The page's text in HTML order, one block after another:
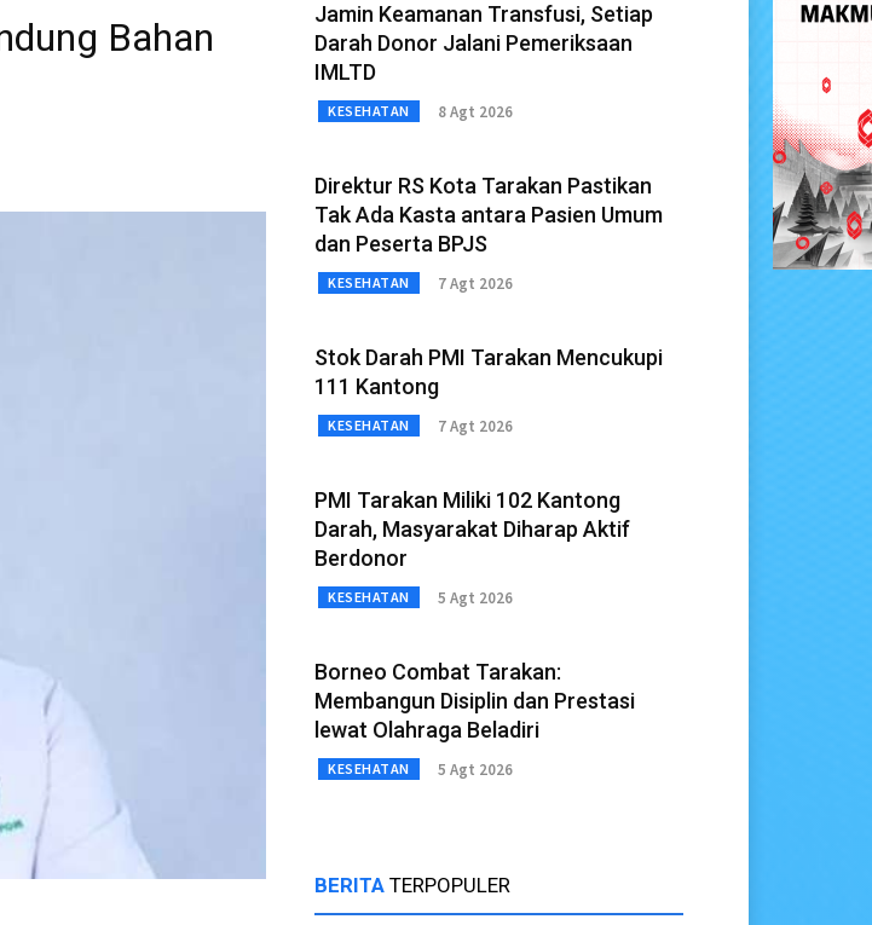
Bahan
Jamin Keamanan Transfusi, Setiap
Darah Donor Jalani Pemeriksaan
IMLTD
KESEHATAN 8 Agt 2026
Direktur RS Kota Tarakan Pastikan
Tak Ada Kasta antara Pasien Umum
dan Peserta BPJS
KESEHATAN 7 Agt 2026
Stok Darah PMI Tarakan Mencukupi
111 Kantong
KESEHATAN 7 Agt 2026
PMI Tarakan Miliki 102 Kantong
Darah, Masyarakat Diharap Aktif
Berdonor
KESEHATAN 5 Agt 2026
Borneo Combat Tarakan:
Membangun Disiplin dan Prestasi
lewat Olahraga Beladiri
KESEHATAN 5 Agt 2026
BERITA TERPOPULER